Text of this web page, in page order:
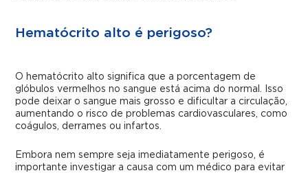
Hematócrito alto é perigoso?
O hematócrito alto significa que a porcentagem de
glóbulos vermelhos no sangue está acima do normal. Isso
pode deixar o sangue mais grosso e dificultar a circulação,
aumentando o risco de problemas cardiovasculares, como
coágulos, derrames ou infartos.
Embora nem sempre seja imediatamente perigoso, é
importante investigar a causa com um médico para evitar